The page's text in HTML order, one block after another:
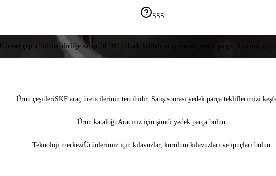
SSS
Küresel çapta bulunabilirliğe sahip 20.000 yüksek kaliteli satış sonrası yedek parça. Aracınız
Ürün çeşitleriSKF araç üreticilerinin tercihidir. Satış sonrası yedek parça tekliflerimizi
Ürün kataloğuAracınız için şimdi yedek parça bulun.
Teknoloji merkeziÜrünlerimiz için kılavuzlar, kurulum kılavuzları ve ipuçları bulun.